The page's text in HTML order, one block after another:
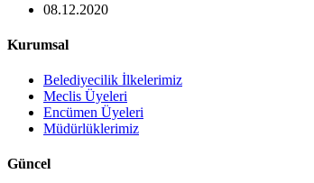
08.12.2020
Kurumsal
Belediyecilik İlkelerimiz
Meclis Üyeleri
Encümen Üyeleri
Müdürlüklerimiz
Güncel